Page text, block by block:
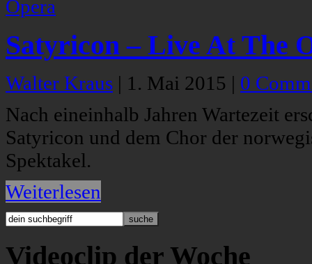
Satyricon – Live At The
Walter Kraus | 1. Mai 2015 | 0
Nach eineinhalb Jahren Wartezeit
Satyricon und dem Chor der
Spektakel.
Weiterlesen
Videoclip der Woche